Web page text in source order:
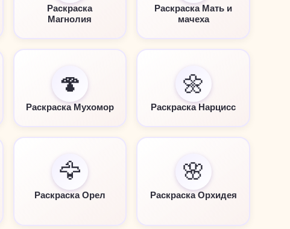
Раскраска
Магнолия
Раскраска Мать и
мачеха
🍄
Раскраска Мухомор
🌼
Раскраска Нарцисс
🦅
Раскраска Орел
🌸
Раскраска Орхидея